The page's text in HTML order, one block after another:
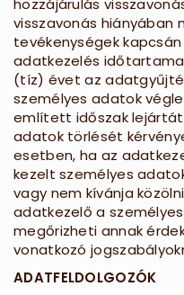
visszavonás hiányában
tevékenységek
adatkezelés
(tíz) évet az
személyes adatok
említett időszak
adatok törlését
esetben, ha az
kezelt személyes
vagy nem kívánja
adatkezelő a
megőrizheti annak
vonatkozó
ADATFELDOLGOZÓK